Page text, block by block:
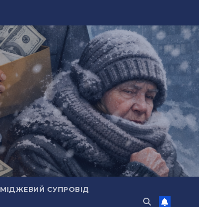
СУПРОВІД